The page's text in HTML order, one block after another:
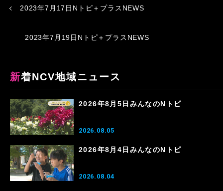
2023年7月17日Nトピ＋プラスNEWS
2023年7月19日Nトピ＋プラスNEWS
新着NCV地域ニュース
2026年8月5日みんなのNトピ
2026.08.05
2026年8月4日みんなのNトピ
2026.08.04